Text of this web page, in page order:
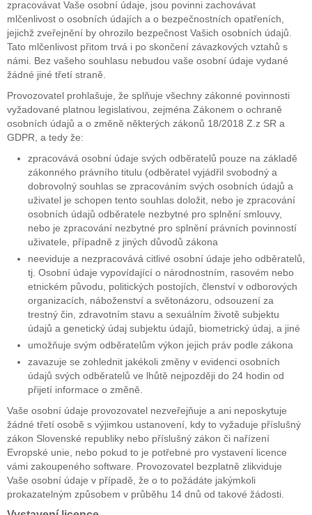
zpracovávat Vaše osobní údaje, jsou povinni zachovávat
mlčenlivost o osobních údajích a o bezpečnostních opatřeních,
jejichž zveřejnění by ohrozilo bezpečnost Vašich osobních údajů.
Tato mlčenlivost přitom trvá i po skončení závazkových vztahů s
námi. Bez vašeho souhlasu nebudou vaše osobní údaje vydané
žádné jiné třetí straně.
Provozovatel prohlašuje, že splňuje všechny zákonné povinnosti
vyžadované platnou legislativou, zejména Zákonem o ochraně
osobních údajů a o změně některých zákonů 18/2018 Z.z SR a
GDPR, a tedy že:
zpracovává osobní údaje svých odběratelů pouze na základě
zákonného právního titulu (odběratel vyjádřil svobodný a
dobrovolný souhlas se zpracováním svých osobních údajů a
uživatel je schopen tento souhlas doložit, nebo je zpracování
osobních údajů odběratele nezbytné pro splnění smlouvy,
nebo je zpracování nezbytné pro splnění právních povinností
uživatele, případně z jiných důvodů zákona
neeviduje a nezpracovává citlivé osobní údaje jeho odběratelů,
tj. Osobní údaje vypovídající o národnostním, rasovém nebo
etnickém původu, politických postojích, členství v odborových
organizacích, náboženství a světonázoru, odsouzení za
trestný čin, zdravotním stavu a sexuálním životě subjektu
údajů a genetický údaj subjektu údajů, biometrický údaj, a jiné
umožňuje svým odběratelům výkon jejich práv podle zákona
zavazuje se zohlednit jakékoli změny v evidenci osobních
údajů svých odběratelů ve lhůtě nejpozději do 24 hodin od
přijetí informace o změně.
Vaše osobní údaje provozovatel nezveřejňuje a ani neposkytuje
žádné třetí osobě s výjimkou ustanovení, kdy to vyžaduje příslušný
zákon Slovenské republiky nebo příslušný zákon či nařízení
Evropské unie, nebo pokud to je potřebné pro vystavení licence
vámi zakoupeného software. Provozovatel bezplatně zlikviduje
Vaše osobní údaje v případě, že o to požádáte jakýmkoli
prokazatelným způsobem v průběhu 14 dnů od takové žádosti.